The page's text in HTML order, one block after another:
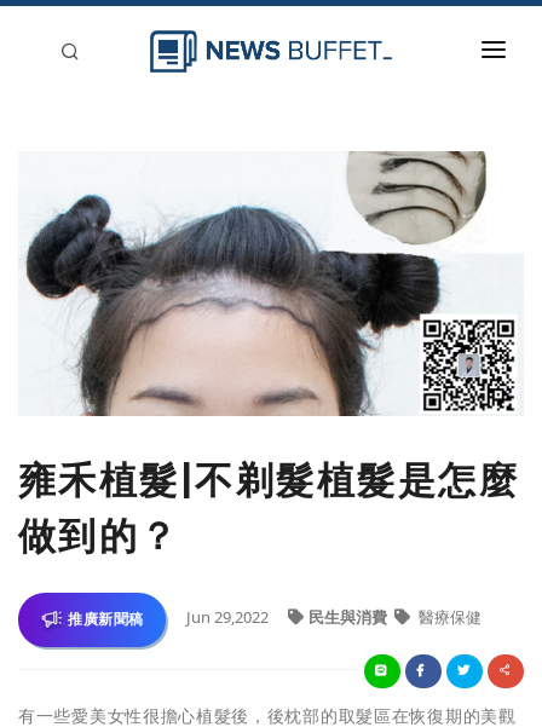
登入
刊登
雍禾植髮|不剃髮植髮是怎麼
做到的？
推廣新聞稿 Jun 29,2022 民生與消費 醫療保健
有一些愛美女性很擔心植髮後，後枕部的取髮區在恢復期的美觀